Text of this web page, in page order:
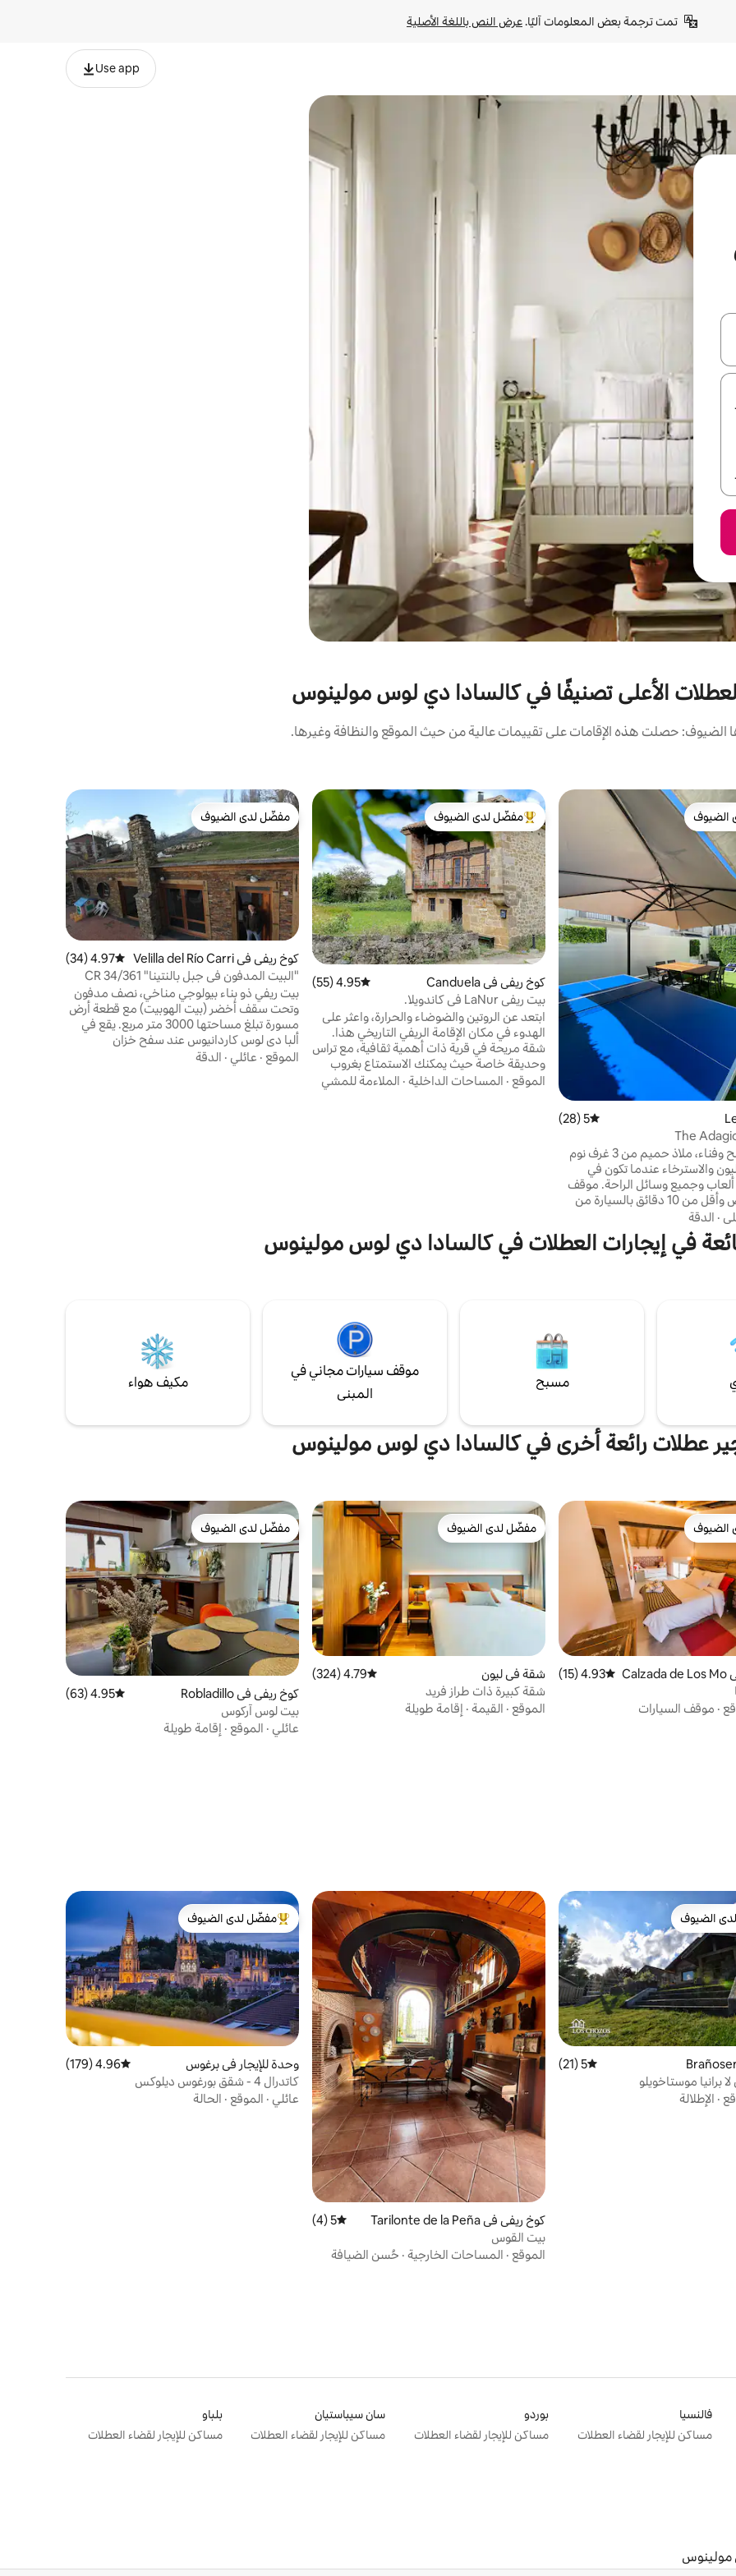
تمت ترجمة بعض المعلومات آليًا. عرض النص باللغة الأصلية
Use app
أو استكشف عن طريق اللمس أو السحب.
الأعلى تصنيفًا في كالسادا دي لوس مولينوس
الضيوف: حصلت هذه الإقامات على تقييمات عالية من حيث الموقع والنظافة وغيرها.
الضيوف
الضيوف
متوسط التقييم 5 من 5، 28 مراجعات
5 (28)
The
بيت مع سطح وفناء، ملاذ حميم من 3 غرف نوم
والاسترخاء عندما تكون في
البيت: غرفة ألعاب وجميع وسائل الراحة. موقف
سيارات خاص وأقل من 10 دقائق بالسيارة من
وسط المدينة. اكتشف حي باريو هوميدو
التجارية والمطاعم التي
على المركز التاريخي في ليون، أو
والمعالم الأيقونية الأخرى.
· الدقة
من أبرز البيوت المفضّلة لدى الضيوف
مفضّل لدى الضيوف
كوخ ريفي في Canduela متوسط التقييم 4.95 من 5، 55 مراجعات
4.95 (55)
بيت ريفي LaNur في كاندويلا.
ابتعد عن الروتين والضوضاء والحرارة، واعثر على
الهدوء في مكان الإقامة الريفي التاريخي هذا.
شقة مريحة في قرية ذات أهمية ثقافية، مع تراس
وحديقة خاصة حيث يمكنك الاستمتاع بغروب
الشمس الفريد والليالي المرصعة بالنجوم. رائع
للأزواج الذين يبحثون عن السلام والجمال . على
الموقع · المساحات الداخلية · الملاءمة للمشي
مفضّل لدى الضيوف
مفضّل لدى الضيوف
كوخ ريفي في Velilla del Río Carri
ón
متوسط التقييم 4.97 من 5، 34 مراجعات
4.97 (34)
"البيت المدفون في جبل بالنتينا" CR 34/361
بيت ريفي ذو بناء بيولوجي مناخي، نصف مدفون
وتحت سقف أخضر (بيت الهوبيت) مع قطعة أرض
مسورة تبلغ مساحتها 3000 متر مربع. يقع في
ألبا دي لوس كاردانيوس عند سفح خزان
كامبوريوندو في حديقة مونتانا بالينتينا الطبيعية.
الموقع · عائلي · الدقة
في إيجارات العطلات في كالسادا دي لوس مولينوس
مسبح
موقف سيارات مجاني في
المبنى
مكيف هواء
عطلات رائعة أخرى في كالسادا دي لوس مولينوس
الضيوف
الضيوف
كوخ ريفي في Calzada de Los Mo متوسط التقييم 4.93 من 5، 15 مراجعات
4.93 (15)
· موقف السيارات
مفضّل لدى الضيوف
مفضّل لدى الضيوف
شقة في ليون متوسط التقييم 4.79 من 5، 324 مراجعات
4.79 (324)
شقة كبيرة ذات طراز فريد
الموقع · القيمة · إقامة طويلة
مفضّل لدى الضيوف
مفضّل لدى الضيوف
كوخ ريفي في Robladillo متوسط التقييم 4.95 من 5، 63 مراجعات
4.95 (63)
بيت لوس آركوس
عائلي · الموقع · إقامة طويلة
المفضّلة لدى الضيوف
الضيوف
متوسط التقييم 5 من 5، 21 مراجعات
5 (21)
برانيا موستاخويلو
· الإطلالة
كوخ ريفي في Tarilonte de la Peña متوسط التقييم 5 من 5، 4 مراجعات
5 (4)
بيت القوس
الموقع · المساحات الخارجية · حُسن الضيافة
من أبرز البيوت المفضّلة لدى الضيوف
مفضّل لدى الضيوف
وحدة للإيجار في برغوس متوسط التقييم 4.96 من 5، 179 مراجعات
4.96 (179)
كاتدرال 4 - شقق بورغوس ديلوكس
عائلي · الموقع · الحالة
فالنسيا
مساكن للإيجار لقضاء العطلات
بوردو
مساكن للإيجار لقضاء العطلات
سان سيباستيان
مساكن للإيجار لقضاء العطلات
بلباو
مساكن للإيجار لقضاء العطلات
مولينوس